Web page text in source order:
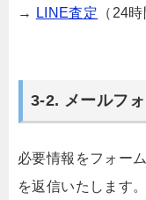
→
LINE査定 （24
3-2. メールフ
必要情報をフォー
を返信いたします。